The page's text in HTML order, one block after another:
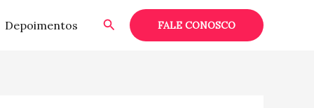
Depoimentos PesquisarFALE CONOSCO